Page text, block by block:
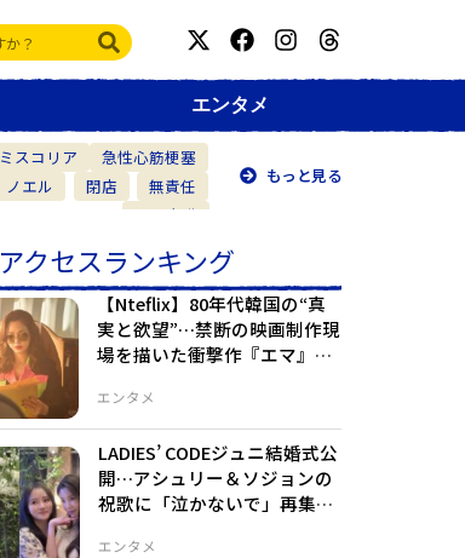
エンタメ
ミスコリア
急性心筋梗塞
ノエル 閉店
無責任
仲間意識
もっと見る
アクセスランキング
エンタメ
【Nteflix】80年代韓国の“真
実と欲望”…禁断の映画制作現
場を描いた衝撃作『エマ』が
エンタメ
LADIES’ CODEジュニ結婚式公
開…アシュリー＆ソジョンの
祝歌に「泣かないで」再集結